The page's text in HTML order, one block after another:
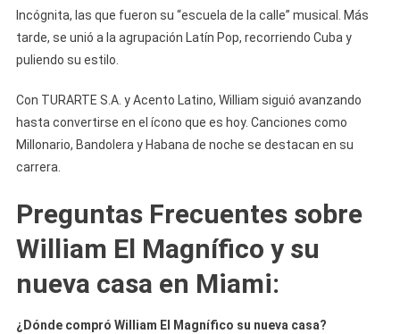
Incógnita, las que fueron su “escuela de la calle” musical. Más
tarde, se unió a la agrupación Latín Pop, recorriendo Cuba y
puliendo su estilo.
Con TURARTE S.A. y Acento Latino, William siguió avanzando
hasta convertirse en el ícono que es hoy. Canciones como
Millonario, Bandolera y Habana de noche se destacan en su
carrera.
Preguntas Frecuentes sobre
William El Magnífico y su
nueva casa en Miami:
¿Dónde compró William El Magnífico su nueva casa?